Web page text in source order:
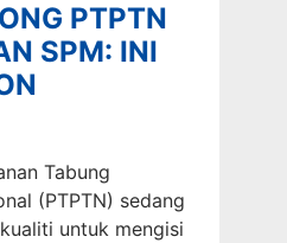
PTPTN
SPM: INI
Tabung
(PTPTN) sedang
untuk mengisi